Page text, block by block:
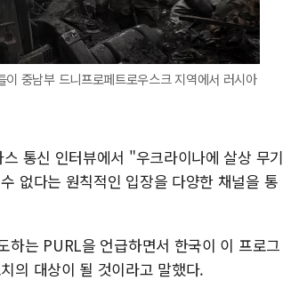
중남부 드니프로페트로우스크 지역에서 러시아
통신 인터뷰에서 "우크라이나에 살상 무기
없다는 원칙적인 입장을 다양한 채널을 통
하는 PURL을 언급하면서 한국이 이 프로그
의 대상이 될 것이라고 말했다.